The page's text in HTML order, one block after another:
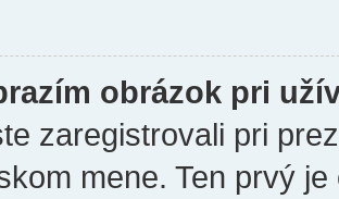
obrázok pri
zaregistrovali pri
mene. Ten prvý